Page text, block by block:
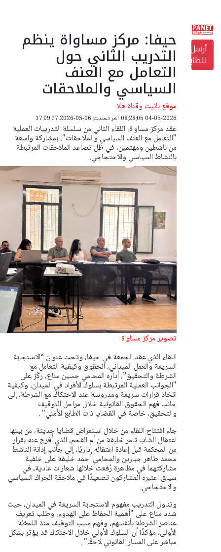
أرسل
للطابعة
حيفا: مركز مساواة ينظم
التدريب الثاني حول
التعامل مع العنف
السياسي والملاحقات
موقع بانيت وقناة هلا
04-05-2026 08:28:05 اخر تحديث: 06-05-2026 17:09:27
عقد مركز مساواة، اللقاء الثاني من سلسلة التدريبات العملية
"التعامل مع العنف السياسي والملاحقات"، بمشاركة واسعة
من ناشطين ومهتمين، في ظل تصاعد الملاحقات المرتبطة
بالنشاط السياسي والاحتجاجي.
تصوير مركز مساواة
اللقاء الذي عقد الجمعة في حيفا، وتحت عنوان “الاستجابة
السريعة والعمل الميداني، الحقوق وكيفية التعامل مع
الشرطة والتحقيق”، أداره المحامي حسين مناع، ركّز على
"الجوانب العملية المرتبطة بسلوك الأفراد في الميدان، وكيفية
اتخاذ قرارات سريعة ومدروسة عند الاحتكاك مع الشرطة، إلى
جانب فهم الحقوق القانونية خلال مراحل التوقيف
والتحقيق، خاصة في القضايا ذات الطابع الأمني" .
جاء افتتاح اللقاء من خلال استعراض قضايا حديثة، من بينها
اعتقال الشاب تامر خليفة من أم الفحم، الذي أُفرج عنه بقرار
من المحكمة قبل إعادة اعتقاله إداريًا، إلى جانب إدانة الناشط
محمد طاهر جبارين والمحامي أحمد خليفة على خلفية
مشاركتهما في مظاهرة رُفعت خلالها شعارات عادية، في
سياق اعتبره المشاركون تصعيدًا في ملاحقة الحراك السياسي
والاحتجاجي.
وتناول التدريب مفهوم الاستجابة السريعة في الميدان، حيث
شدد مناع على "أهمية الحفاظ على الهدوء، وطلب تعريف
عناصر الشرطة بأنفسهم، وفهم سبب التوقيف منذ اللحظة
الأولى، مؤكدًا أن السلوك الأولي خلال الاحتكاك قد يؤثر بشكل
مباشر على المسار القانوني لاحقًا" .